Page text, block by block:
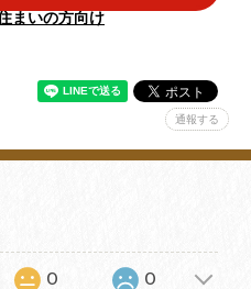
まいの方向け
通報する
0 0